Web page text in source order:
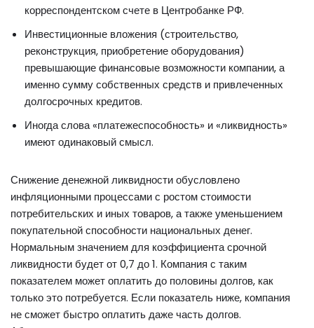
корреспондентском счете в Центробанке РФ.
Инвестиционные вложения (строительство,
реконструкция, приобретение оборудования)
превышающие финансовые возможности компании, а
именно сумму собственных средств и привлеченных
долгосрочных кредитов.
Иногда слова «платежеспособность» и «ликвидность»
имеют одинаковый смысл.
Снижение денежной ликвидности обусловлено
инфляционными процессами с ростом стоимости
потребительских и иных товаров, а также уменьшением
покупательной способности национальных денег.
Нормальным значением для коэффициента срочной
ликвидности будет от 0,7 до 1. Компания с таким
показателем может оплатить до половины долгов, как
только это потребуется. Если показатель ниже, компания
не сможет быстро оплатить даже часть долгов.